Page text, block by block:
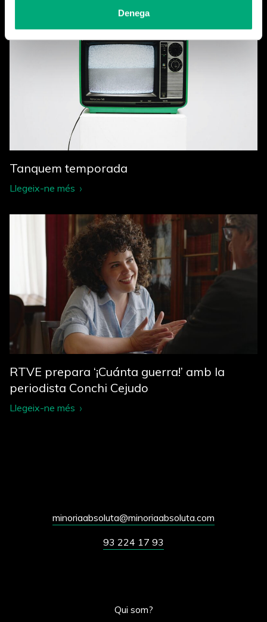
Denega
Tanquem temporada
Llegeix-ne més
RTVE prepara ‘¡Cuánta guerra!’ amb la
periodista Conchi Cejudo
Llegeix-ne més
minoriaabsoluta@minoriaabsoluta.com
93 224 17 93
Qui som?